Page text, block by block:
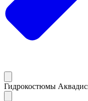
Гидрокостюмы